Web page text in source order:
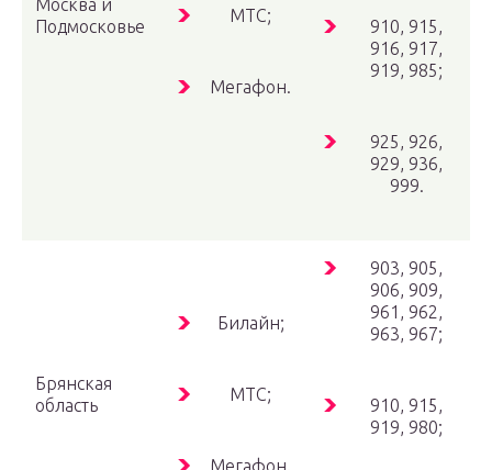
Москва и
Подмосковье
МТС;
Мегафон.
910, 915,
916, 917,
919, 985;
925, 926,
929, 936,
999.
Брянская
область
Билайн;
МТС;
Мегафон.
903, 905,
906, 909,
961, 962,
963, 967;
910, 915,
919, 980;